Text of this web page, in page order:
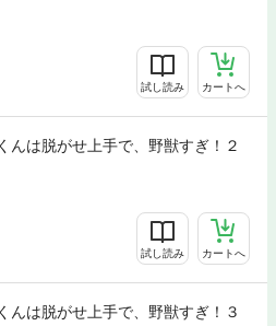
試し読み カートへ
んは脱がせ上手で、野獣すぎ！２
試し読み カートへ
んは脱がせ上手で、野獣すぎ！３